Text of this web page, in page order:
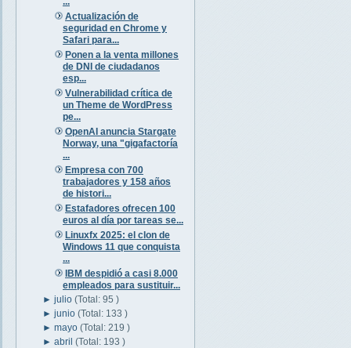
Actualización de
seguridad en Chrome y
Safari para...
Ponen a la venta millones
de DNI de ciudadanos
esp...
Vulnerabilidad crítica de
un Theme de WordPress
pe...
OpenAI anuncia Stargate
Norway, una "gigafactoría
...
Empresa con 700
trabajadores y 158 años
de histori...
Estafadores ofrecen 100
euros al día por tareas se...
Linuxfx 2025: el clon de
Windows 11 que conquista
...
IBM despidió a casi 8.000
empleados para sustituir...
►julio(Total: 95 )
►junio(Total: 133 )
►mayo(Total: 219 )
►abril(Total: 193 )